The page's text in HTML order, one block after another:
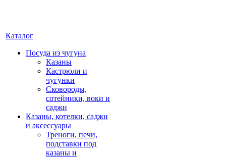
Каталог
Посуда из чугуна
Казаны
Кастрюли и
чугунки
Сковороды,
сотейники, воки и
саджи
Казаны, котелки, саджи
и аксессуары
Треноги, печи,
подставки под
казаны и